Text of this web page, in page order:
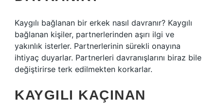
Kaygılı bağlanan bir erkek nasıl davranır? Kaygılı
bağlanan kişiler, partnerlerinden aşırı ilgi ve
yakınlık isterler. Partnerlerinin sürekli onayına
ihtiyaç duyarlar. Partnerleri davranışlarını biraz bile
değiştirirse terk edilmekten korkarlar.
KAYGILI KAÇINAN